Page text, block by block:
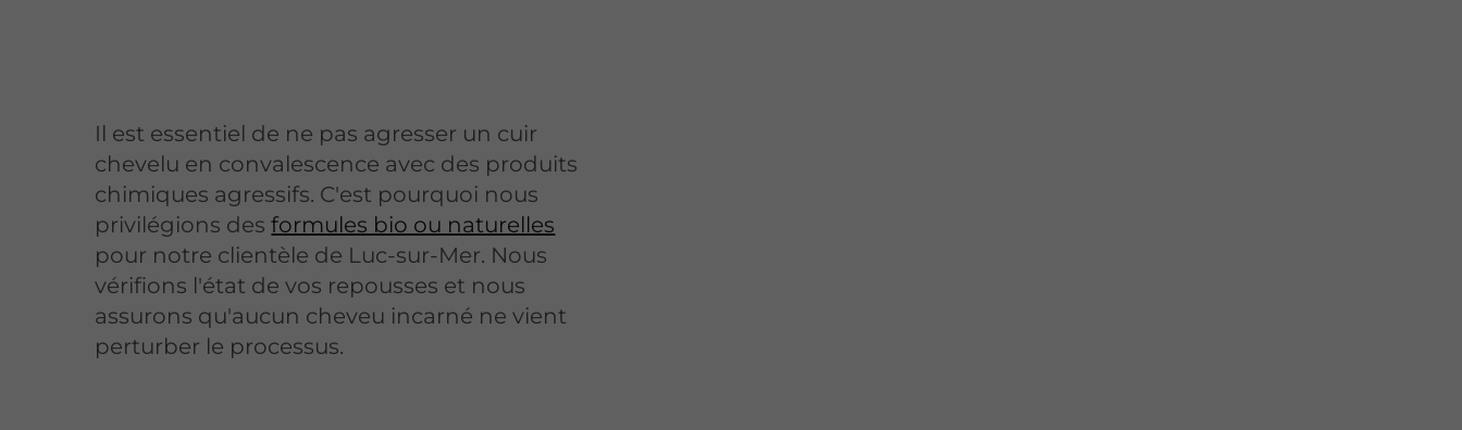
Il est essentiel de ne pas agresser un cuir
chevelu en convalescence avec des produits
chimiques agressifs. C'est pourquoi nous
privilégions desformules bio ou naturelles
pour notre clientèle de Luc-sur-Mer. Nous
vérifions l'état de vos repousses et nous
assurons qu'aucun cheveu incarné ne vient
perturber le processus.